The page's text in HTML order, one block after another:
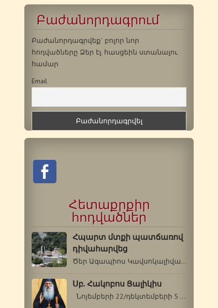
Բաժանորդագրում
Բաժանորդագրվեք` բոլոր նոր
հոդվածները Ձեր էլ. հասցեին ստանալու
համար
Email
Հետաքրքիր
հոդվածներ
Հպարտ մտքի պատճառով
դիվահարվեց
Ծեր Ագապիոս Կավսոկալիվացին 20-ամյա…
Սբ. Հակոբոս Ցալիկիս
Նոյեմբերի 22/դեկտեմբերի 5 (1920-1991թթ.)…